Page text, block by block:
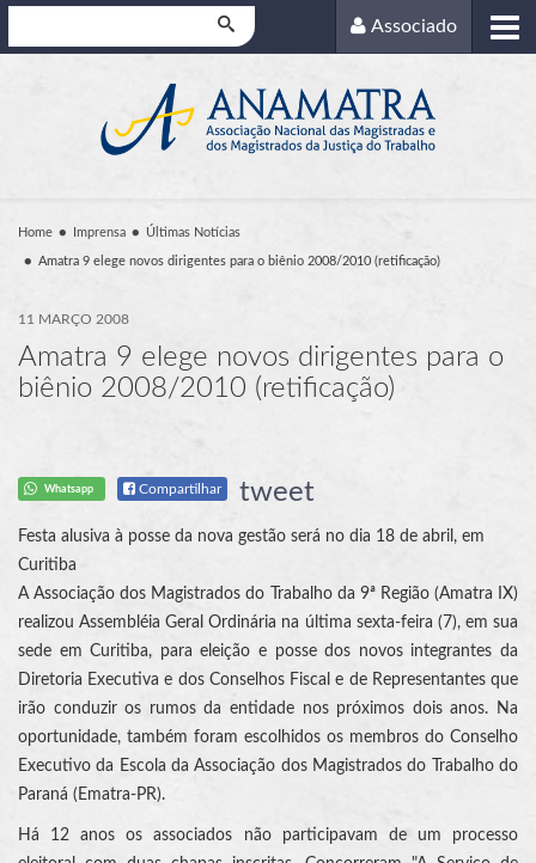
Associado
Home Imprensa Últimas Notícias
Amatra 9 elege novos dirigentes para o biênio 2008/2010 (retificação)
11 MARÇO 2008
Amatra 9 elege novos dirigentes para o
biênio 2008/2010 (retificação)
Whatsapp Compartilhar tweet
Festa alusiva à posse da nova gestão será no dia 18 de abril, em
Curitiba
A Associação dos Magistrados do Trabalho da 9ª Região (Amatra IX)
realizou Assembléia Geral Ordinária na última sexta-feira (7), em sua
sede em Curitiba, para eleição e posse dos novos integrantes da
Diretoria Executiva e dos Conselhos Fiscal e de Representantes que
irão conduzir os rumos da entidade nos próximos dois anos. Na
oportunidade, também foram escolhidos os membros do Conselho
Executivo da Escola da Associação dos Magistrados do Trabalho do
Paraná (Ematra-PR).
Há 12 anos os associados não participavam de um processo